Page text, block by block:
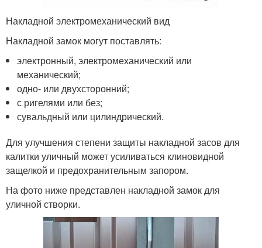
Накладной электромеханический вид
Накладной замок могут поставлять:
электронный, электромеханический или
механический;
одно- или двухсторонний;
с ригелями или без;
сувальдный или цилиндрический.
Для улучшения степени защиты накладной засов для
калитки уличный может усиливаться клиновидной
защелкой и предохранительным запором.
На фото ниже представлен накладной замок для
уличной створки.